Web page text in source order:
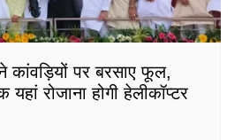
कांवड़ियों पर बरसाए फूल,
यहां रोजाना होगी हेलीकॉप्टर